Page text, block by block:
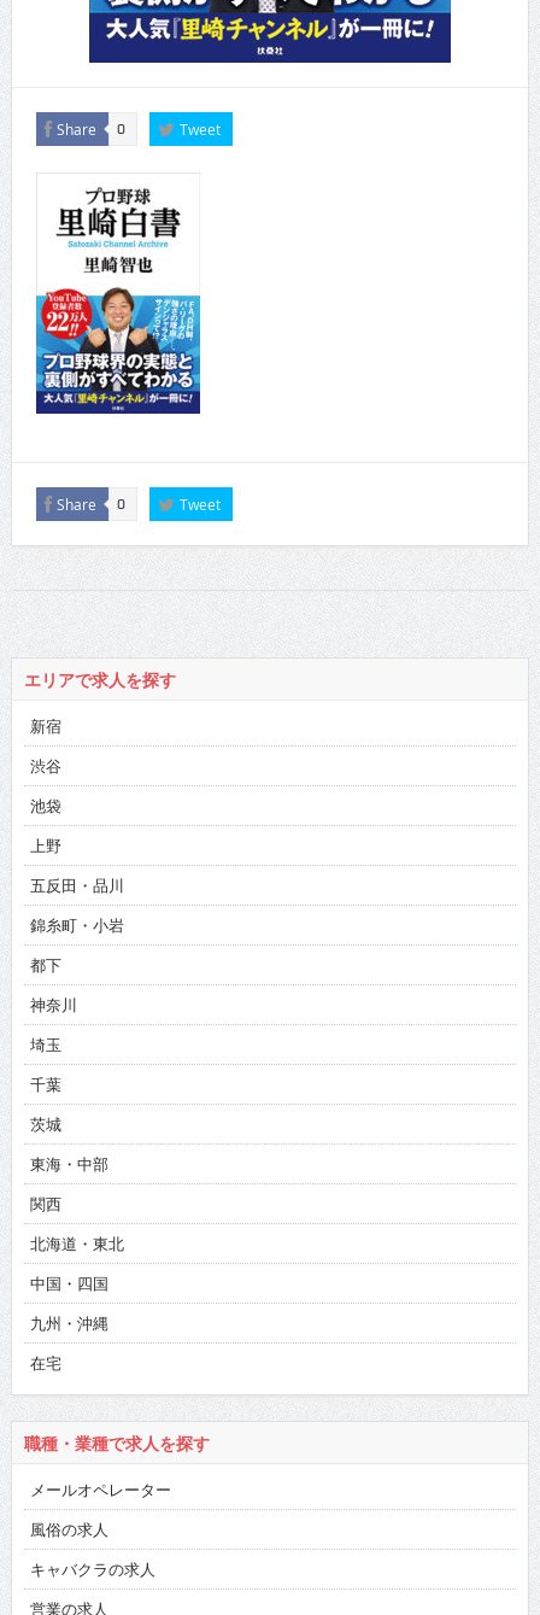
Share 0 Tweet
Share 0 Tweet
エリアで求人を探す
新宿
渋谷
池袋
上野
五反田・品川
錦糸町・小岩
都下
神奈川
埼玉
千葉
茨城
東海・中部
関西
北海道・東北
中国・四国
九州・沖縄
在宅
職種・業種で求人を探す
メールオペレーター
風俗の求人
キャバクラの求人
営業の求人